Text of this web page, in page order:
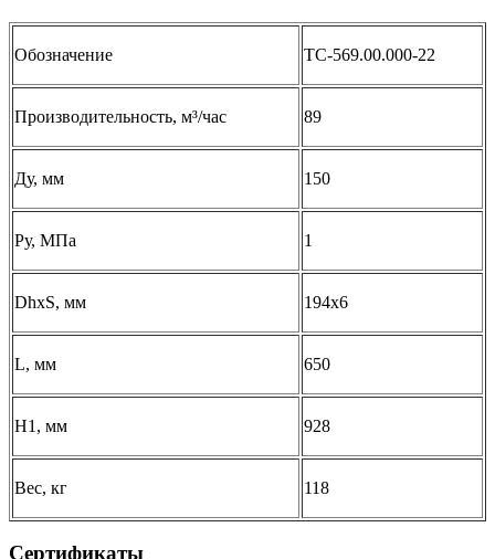
Обозначение ТС-569.00.000-22
Производительность, м³/час 89
Ду, мм 150
Ру, МПа 1
DhхS, мм 194х6
L, мм 650
H1, мм 928
Вес, кг 118
Сертификаты